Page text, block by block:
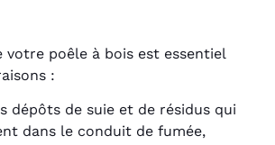
votre poêle à bois est essentiel
:
dépôts de suie et de résidus qui
dans le conduit de fumée,